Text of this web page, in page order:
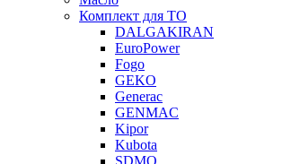
Комплект для ТО
DALGAKIRAN
EuroPower
Fogo
GEKO
Generac
GENMAC
Kipor
Kubota
SDMO